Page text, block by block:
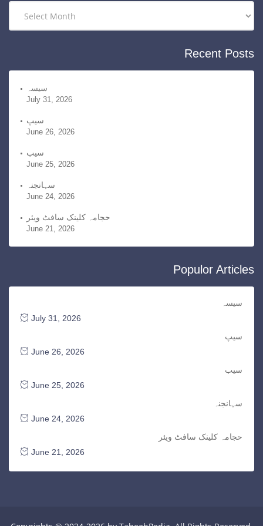
r
i
Recent Posts
سیسہ
July 31, 2026
سیپ
June 26, 2026
سیب
June 25, 2026
سہانجنہ
June 24, 2026
حجامہ کلینک سافٹ ویئر
June 21, 2026
Populor Articles
سیسہ
July 31, 2026
سیپ
June 26, 2026
سیب
June 25, 2026
سہانجنہ
June 24, 2026
حجامہ کلینک سافٹ ویئر
June 21, 2026